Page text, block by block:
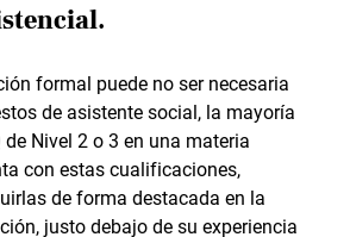
formal puede no ser necesaria
de asistente social, la mayoría
Nivel 2 o 3 en una materia
con estas cualificaciones,
de forma destacada en la
justo debajo de su experiencia